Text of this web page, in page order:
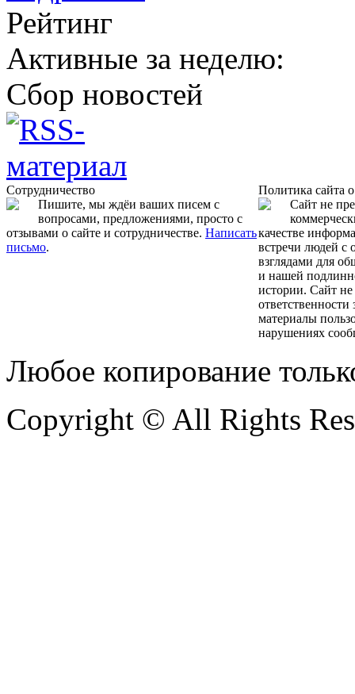
Рейтинг
Активные за неделю:
Сбор новостей
Сотрудничество
Пишите, мы ждёи ваших писем с
вопросами, предложениями, просто с
отзывами о сайте и сотрудничестве. Написать
письмо.
Политика сайта
Сайт не
качестве
встречи людей с
взглядами для
и нашей
истории. Сайт не
материалы
нарушениях
Любое копирование
Copyright © All Rights